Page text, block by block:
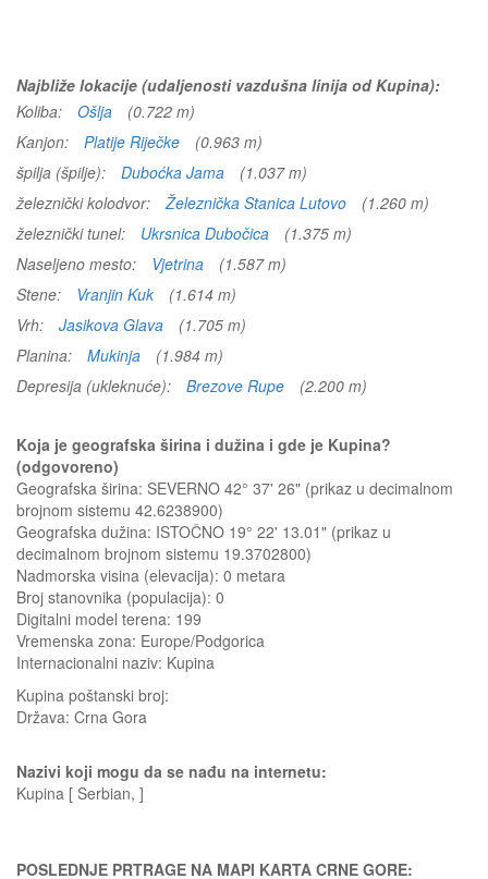
Najbliže lokacije (udaljenosti vazdušna linija od Kupina):
Koliba:
Ošlja
(0.722 m)
Kanjon:
Platije Riječke
(0.963 m)
špilja (špilje):
Duboćka Jama
(1.037 m)
železnički kolodvor:
Železnička Stanica Lutovo
(1.260 m)
železnički tunel:
Ukrsnica Dubočica
(1.375 m)
Naseljeno mesto:
Vjetrina
(1.587 m)
Stene:
Vranjin Kuk
(1.614 m)
Vrh:
Jasikova Glava
(1.705 m)
Planina:
Mukinja
(1.984 m)
Depresija (ukleknuće):
Brezove Rupe (2.200 m)
Koja je geografska širina i dužina i gde je Kupina?
(odgovoreno)
Geografska širina: SEVERNO 42° 37' 26" (prikaz u decimalnom
brojnom sistemu 42.6238900)
Geografska dužina: ISTOČNO 19° 22' 13.01" (prikaz u
decimalnom brojnom sistemu 19.3702800)
Nadmorska visina (elevacija): 0 metara
Broj stanovnika (populacija): 0
Digitalni model terena: 199
Vremenska zona: Europe/Podgorica
Internacionalni naziv: Kupina
Kupina poštanski broj:
Država: Crna Gora
Nazivi koji mogu da se nađu na internetu:
Kupina [ Serbian, ]
POSLEDNJE PRTRAGE NA MAPI KARTA CRNE GORE: